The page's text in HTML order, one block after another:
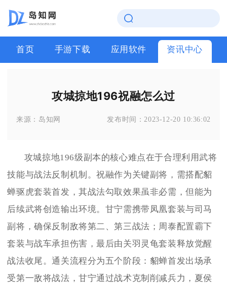
首页 手游下载 应用软件 资讯中心
攻城掠地196祝融怎么过
来源： 岛知网 发布时间： 2023-12-20 10:36:02
攻城掠地196级副本的核心难点在于合理利用武将
技能与战法反制机制。祝融作为关键副将，需搭配貂
蝉驱虎套装首发，其战法勾取效果虽非必需，但能为
后续武将创造输出环境。甘宁需携带凤凰套装与司马
副将，确保反制敌将第二、第三战法；周泰配置霸下
套装与战车承担伤害，最后由关羽灵龟套装释放觉醒
战法收尾。通关流程分为五个阶段：貂蝉首发出场承
受第一敌将战法，甘宁通过战术克制削减兵力，夏侯